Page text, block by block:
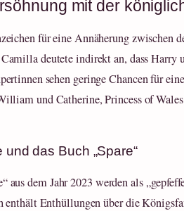
mit der
für eine Annäherung zwischen
deutete indirekt an, dass Harry
sehen geringe Chancen für
und Catherine, Princess of
und das Buch „Spare“
aus dem Jahr 2023 werden als
enthält Enthüllungen über die